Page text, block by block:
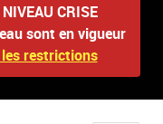
CRISE
sont en vigueur
restrictions